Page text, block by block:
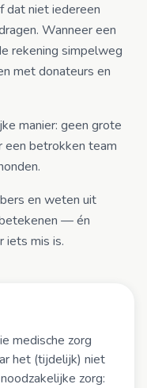
dat niet iedereen
Wanneer een
rekening simpelweg
met donateurs en
manier: geen grote
een betrokken team
en weten uit
— én
iets mis is.
medische zorg
het (tijdelijk) niet
zorg: